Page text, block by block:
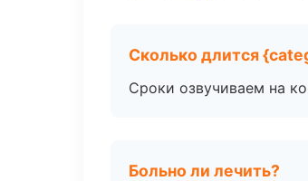
Сколько длится
Сроки озвучиваем на
Больно ли лечить?